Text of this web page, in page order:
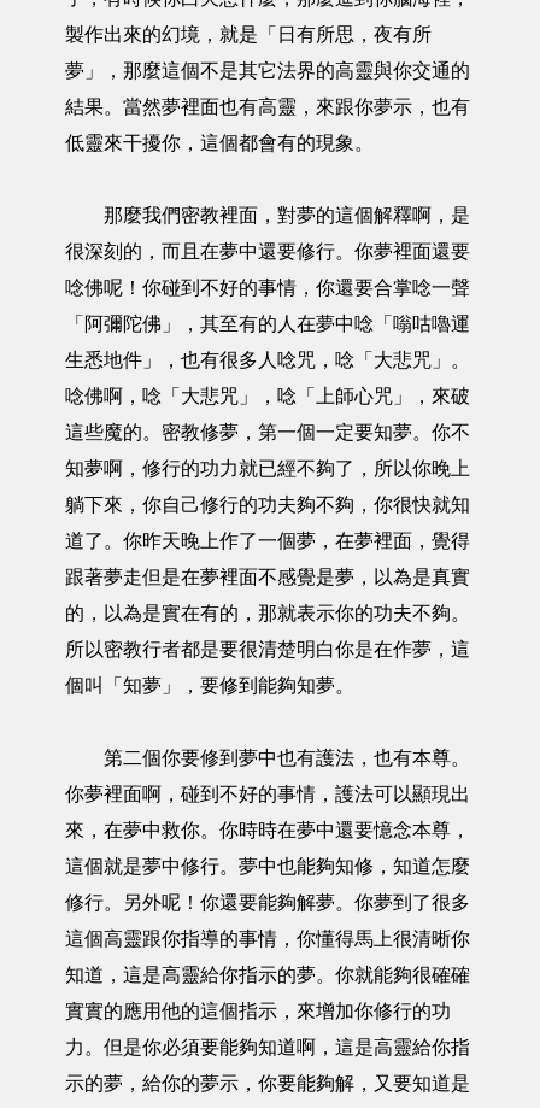
製作出來的幻境，就是「日有所思，夜有所
夢」，那麼這個不是其它法界的高靈與你交通的
結果。當然夢裡面也有高靈，來跟你夢示，也有
低靈來干擾你，這個都會有的現象。
那麼我們密教裡面，對夢的這個解釋啊，是
很深刻的，而且在夢中還要修行。你夢裡面還要
唸佛呢！你碰到不好的事情，你還要合掌唸一聲
「阿彌陀佛」，其至有的人在夢中唸「嗡咕嚕運
生悉地件」，也有很多人唸咒，唸「大悲咒」。
唸佛啊，唸「大悲咒」，唸「上師心咒」，來破
這些魔的。密教修夢，第一個一定要知夢。你不
知夢啊，修行的功力就已經不夠了，所以你晚上
躺下來，你自己修行的功夫夠不夠，你很快就知
道了。你昨天晚上作了一個夢，在夢裡面，覺得
跟著夢走但是在夢裡面不感覺是夢，以為是真實
的，以為是實在有的，那就表示你的功夫不夠。
所以密教行者都是要很清楚明白你是在作夢，這
個叫「知夢」，要修到能夠知夢。
第二個你要修到夢中也有護法，也有本尊。
你夢裡面啊，碰到不好的事情，護法可以顯現出
來，在夢中救你。你時時在夢中還要憶念本尊，
這個就是夢中修行。夢中也能夠知修，知道怎麼
修行。另外呢！你還要能夠解夢。你夢到了很多
這個高靈跟你指導的事情，你懂得馬上很清晰你
知道，這是高靈給你指示的夢。你就能夠很確確
實實的應用他的這個指示，來增加你修行的功
力。但是你必須要能夠知道啊，這是高靈給你指
示的夢，給你的夢示，你要能夠解，又要知道是